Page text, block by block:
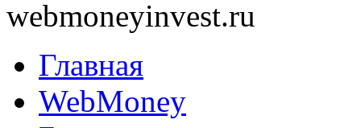
webmoneyinvest.ru
Главная
WebMoney